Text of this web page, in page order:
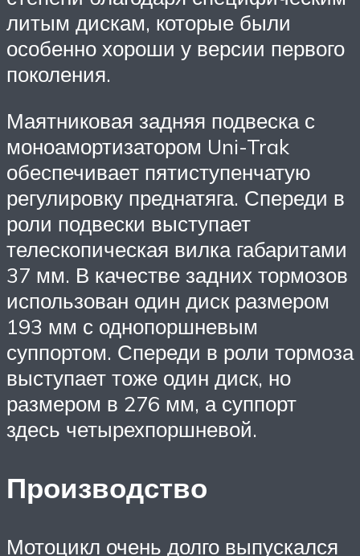
литым дискам, которые были
особенно хороши у версии первого
поколения.
Маятниковая задняя подвеска с
моноамортизатором Uni-Trak
обеспечивает пятиступенчатую
регулировку преднатяга. Спереди в
роли подвески выступает
телескопическая вилка габаритами
37 мм. В качестве задних тормозов
использован один диск размером
193 мм с однопоршневым
суппортом. Спереди в роли тормоза
выступает тоже один диск, но
размером в 276 мм, а суппорт
здесь четырехпоршневой.
Производство
Мотоцикл очень долго выпускался